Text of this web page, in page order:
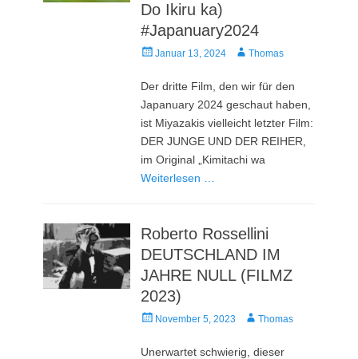
Do Ikiru ka)
#Japanuary2024
Veröffentlicht
Januar 13, 2024 AutorThomas
Der dritte Film, den wir für den
Japanuary 2024 geschaut haben,
ist Miyazakis vielleicht letzter Film:
DER JUNGE UND DER REIHER,
im Original „Kimitachi wa
Weiterlesen …
Roberto Rossellini
DEUTSCHLAND IM
JAHRE NULL (FILMZ
2023)
Veröffentlicht
November 5, 2023 AutorThomas
Unerwartet schwierig, dieser